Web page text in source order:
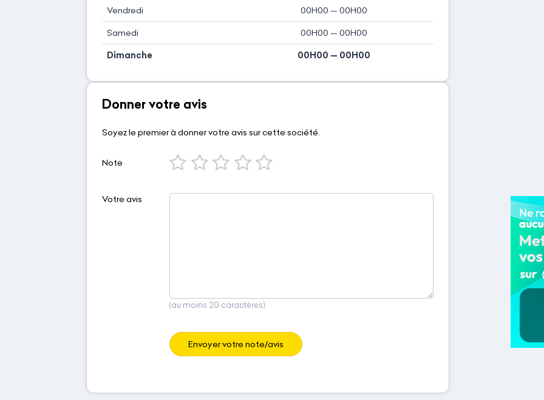
Vendredi 00H00 — 00H00
Samedi 00H00 — 00H00
Dimanche 00H00 — 00H00
Donner votre avis
Soyez le premier à donner votre avis sur cette société.
Note
Votre avis
(au moins 20 caractères)
Envoyer votre note/avis